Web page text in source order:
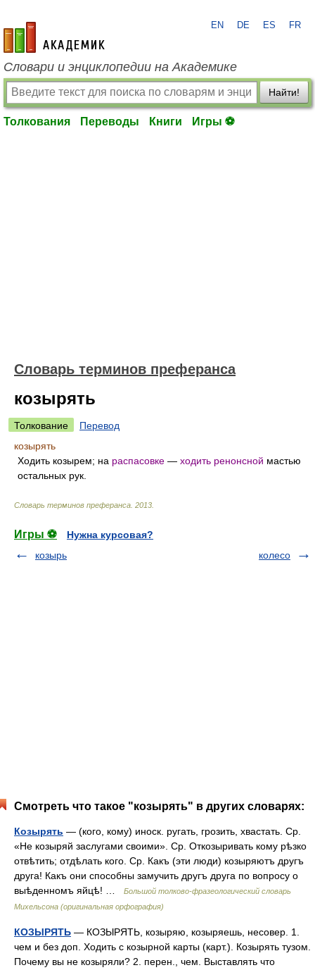
academic.ru
EN DE ES FR
Словари и энциклопедии на Академике
Найти!
Толкования Переводы Книги Игры ⚽
Словарь терминов преферанса
козырять
Толкование
Перевод
козырять
Ходить козырем; на распасовке — ходить ренонсной мастью
остальных рук.
Словарь терминов преферанса 2013
Игры ⚽
Нужна курсовая?
козырь
колесо
Смотреть что такое "козырять" в других словарях:
Козырять — (кого, кому) иноск. ругать, грозить, хвастать. Ср.
«Не козыряй заслугами своими». Ср. Откозыривать кому рѣзко
отвѣтить; отдѣлать кого. Ср. Какъ (эти люди) козыряютъ другъ
друга! Какъ они способны замучить другъ друга по вопросу о
выѣденномъ яйцѣ! …
Большой толково-фразеологический словарь
Михельсона (оригинальная орфография)
КОЗЫРЯТЬ — КОЗЫРЯТЬ, козыряю, козыряешь, несовер. 1.
чем и без доп. Ходить с козырной карты (карт.). Козырять тузом.
Почему вы не козыряли? 2. перен., чем. Выставлять что